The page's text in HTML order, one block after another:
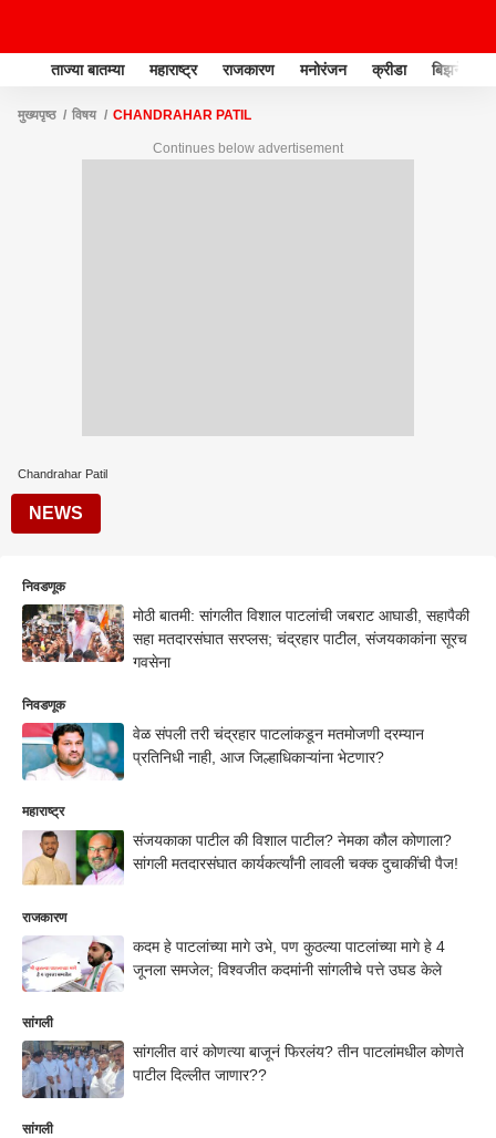
ताज्या बातम्या महाराष्ट्र राजकारण मनोरंजन क्रीडा बिझनेस
मुख्यपृष्ठ विषय CHANDRAHAR PATIL
Continues below advertisement
Chandrahar Patil
NEWS
निवडणूक
मोठी बातमी: सांगलीत विशाल पाटलांची जबराट आघाडी, सहापैकी
सहा मतदारसंघात सरप्लस; चंद्रहार पाटील, संजयकाकांना सूरच
गवसेना
निवडणूक
वेळ संपली तरी चंद्रहार पाटलांकडून मतमोजणी दरम्यान
प्रतिनिधी नाही, आज जिल्हाधिकाऱ्यांना भेटणार?
महाराष्ट्र
संजयकाका पाटील की विशाल पाटील? नेमका कौल कोणाला?
सांगली मतदारसंघात कार्यकर्त्यांनी लावली चक्क दुचाकींची पैज!
राजकारण
कदम हे पाटलांच्या मागे उभे, पण कुठल्या पाटलांच्या मागे हे 4
जूनला समजेल; विश्वजीत कदमांनी सांगलीचे पत्ते उघड केले
सांगली
सांगलीत वारं कोणत्या बाजूनं फिरलंय? तीन पाटलांमधील कोणते
पाटील दिल्लीत जाणार??
सांगली